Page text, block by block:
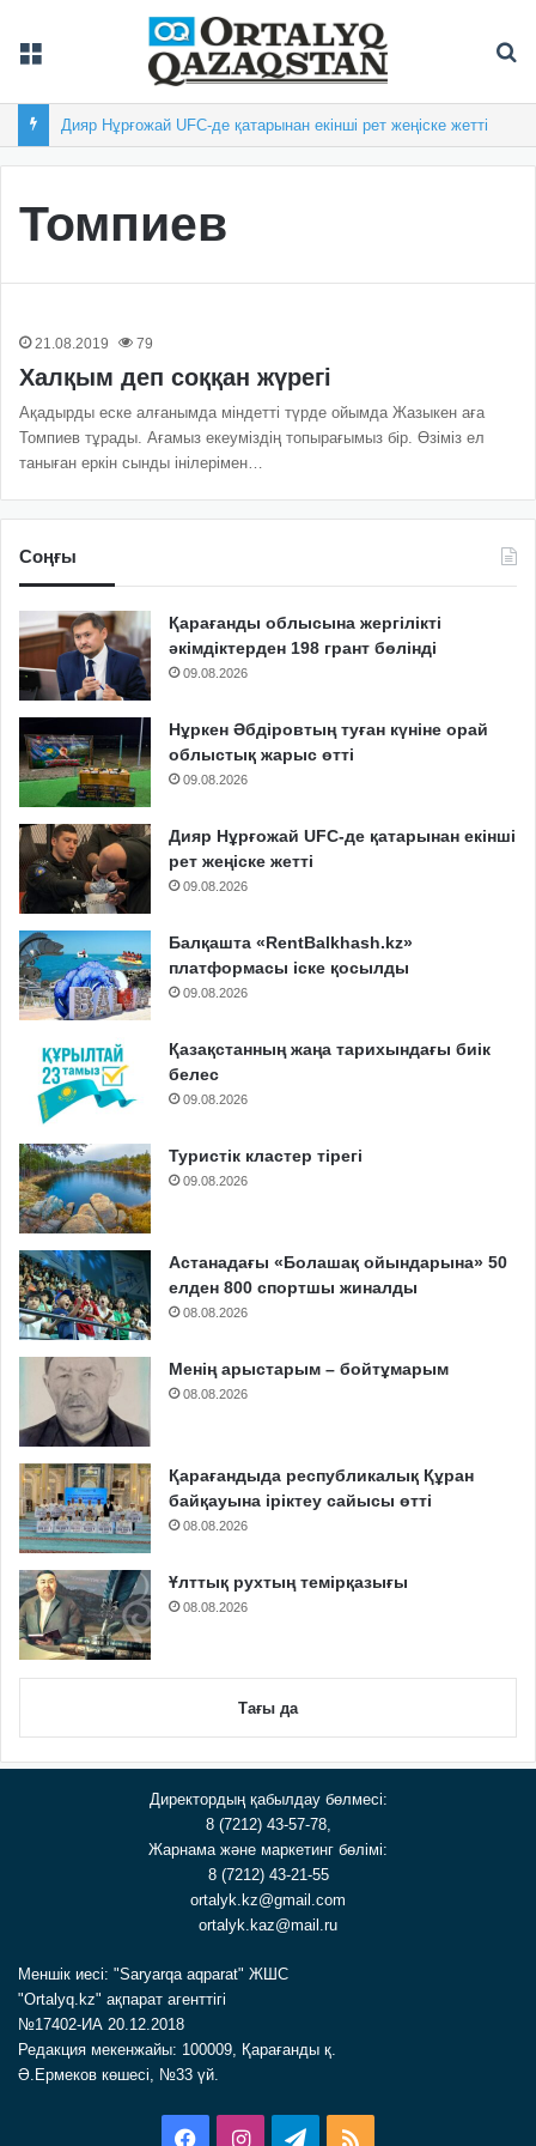
Дияр Нұрғожай UFC-де қатарынан екінші рет жеңіске жетті
Томпиев
21.08.2019 79
Халқым деп соққан жүрегі
Ақадырды еске алғанымда міндетті түрде ойымда Жазыкен аға
Томпиев тұрады. Ағамыз екеуміздің топырағымыз бір. Өзіміз ел
таныған еркін сынды інілерімен…
Соңғы
Қарағанды облысына жергілікті
әкімдіктерден 198 грант бөлінді
09.08.2026
Нұркен Әбдіровтың туған күніне орай
облыстық жарыс өтті
09.08.2026
Дияр Нұрғожай UFC-де қатарынан екінші
рет жеңіске жетті
09.08.2026
Балқашта «RentBalkhash.kz»
платформасы іске қосылды
09.08.2026
Қазақстанның жаңа тарихындағы биік
белес
09.08.2026
Туристік кластер тірегі
09.08.2026
Астанадағы «Болашақ ойындарына» 50
елден 800 спортшы жиналды
08.08.2026
Менің арыстарым – бойтұмарым
08.08.2026
Қарағандыда республикалық Құран
байқауына іріктеу сайысы өтті
08.08.2026
Ұлттық рухтың темірқазығы
08.08.2026
Тағы да
Директордың қабылдау бөлмесі:
8 (7212) 43-57-78,
Жарнама және маркетинг бөлімі:
8 (7212) 43-21-55
ortalyk.kz@gmail.com
ortalyk.kaz@mail.ru
Меншік иесі: "Saryarqa aqparat" ЖШС
"Ortalyq.kz" ақпарат агенттігі
№17402-ИА 20.12.2018
Редакция мекенжайы: 100009, Қарағанды қ.
Ә.Ермеков көшесі, №33 үй.
FacebookInstagramTelegram